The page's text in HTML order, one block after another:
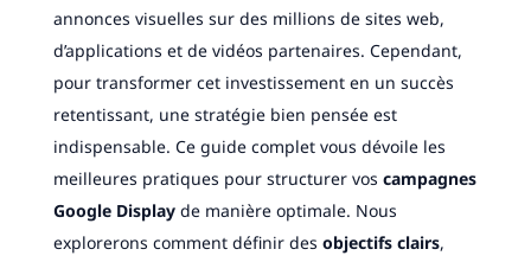
annonces visuelles sur des millions de sites web,
d’applications et de vidéos partenaires. Cependant,
pour transformer cet investissement en un succès
retentissant, une stratégie bien pensée est
indispensable. Ce guide complet vous dévoile les
meilleures pratiques pour structurer vos campagnes
Google Displayde manière optimale. Nous
explorerons comment définir des objectifs clairs,